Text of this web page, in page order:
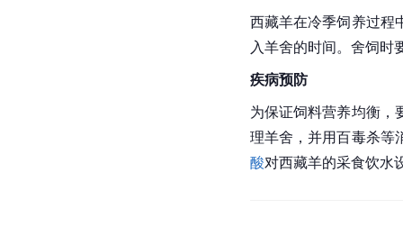
西藏羊在冷季饲养过程
入羊舍的时间。舍饲时
疾病预防
为保证饲料营养均衡，
理羊舍，并用百毒杀等
酸对西藏羊的采食饮水